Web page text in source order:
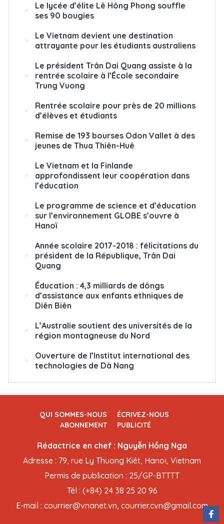
Le lycée d’élite Lê Hông Phong souffle
ses 90 bougies
Le Vietnam devient une destination
attrayante pour les étudiants australiens
Le président Trân Dai Quang assiste à la
rentrée scolaire à l’École secondaire
Trung Vuong
Rentrée scolaire pour près de 20 millions
d’élèves et étudiants
Remise de 193 bourses Odon Vallet à des
jeunes de Thua Thiên-Huê
Le Vietnam et la Finlande
approfondissent leur coopération dans
l’éducation
Le programme de science et d’éducation
sur l’environnement GLOBE s’ouvre à
Hanoï
Année scolaire 2017-2018 : félicitations du
président de la République, Trân Dai
Quang
Éducation : 4,3 milliards de dôngs
d’assistance aux enfants ethniques de
Diên Biên
L’Australie soutient des universités de la
région montagneuse du Nord
Ouverture de l’Institut international des
technologies de Dà Nang
QUI SOMMES-NOUS
ÉCRIVEZ-NOUS
ABONNEMENT
PUBLICITÉ
Rédactrice en chef : Nguyễn Hồng Nga
Adresse : 79, rue Ly Thuong Kiêt, Hanoï, Vietnam
Permis de publication : 25/GP-BTTTT
Tél : (+84) 24 38 25 20 96
E-mail : courrier@vnanet.vn, courrier.cvn@gmail.com